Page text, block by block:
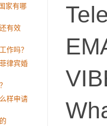
家有哪
有效
作吗？
律宾婚
样申请